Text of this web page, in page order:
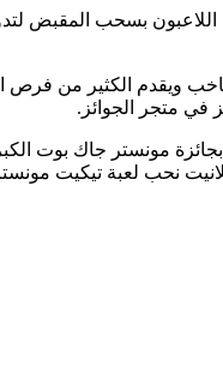
اللاعبون بسحب المقبض
ويقدم الكثير من فرص
في متجر الجوائز.
هل ستغادر ومعك 25 أو 40 تذكرة، أم ستبتسم لك الحظوظ
نحب لعبة تيكيت